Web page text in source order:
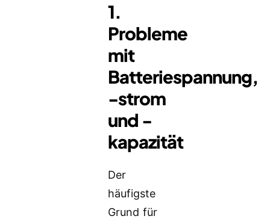
1.
Probleme
mit
Batteriespannung,
-strom
und -
kapazität
Der
häufigste
Grund für